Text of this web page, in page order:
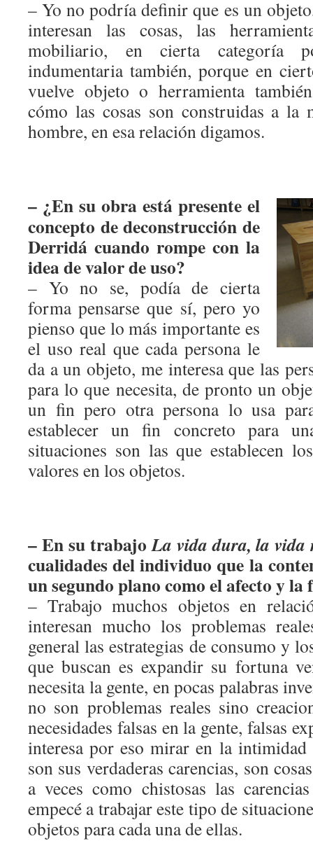
– Yo no podría definir que es un
interesan las cosas, las
mobiliario, en cierta categoría
indumentaria también, porque en
vuelve objeto o herramienta
cómo las cosas son construidas a la
hombre, en esa relación digamos.
– ¿En su obra está presente el
concepto de deconstrucción de
Derridá cuando rompe con la
idea de valor de uso?
– Yo no se, podía de cierta
forma pensarse que sí, pero yo
pienso que lo más importante es
el uso real que cada persona le
da a un objeto, me interesa que las
para lo que necesita, de pronto un
un fin pero otra persona lo usa
establecer un fin concreto para
situaciones son las que establecen
valores en los objetos.
– En su trabajoLa vida dura, la vida
cualidades del individuo que la
un segundo plano como el afecto y
– Trabajo muchos objetos en
interesan mucho los problemas
general las estrategias de consumo y
que buscan es expandir su fortuna
necesita la gente, en pocas palabras
no son problemas reales sino
necesidades falsas en la gente, falsas
interesa por eso mirar en la intimidad
son sus verdaderas carencias, son
a veces como chistosas las
empecé a trabajar este tipo de
objetos para cada una de ellas.